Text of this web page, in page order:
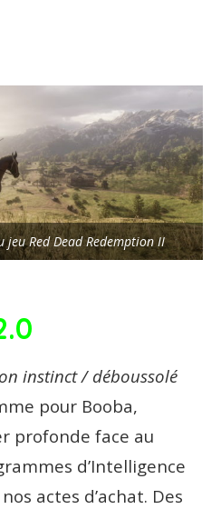
jeu Red Dead Redemption II
instinct / déboussolé
pour Booba,
profonde face au
d’Intelligence
actes d’achat. Des